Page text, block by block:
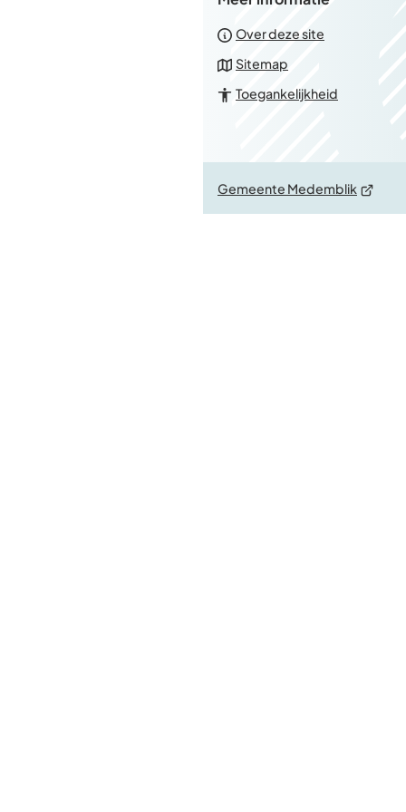
Over deze site
Sitemap
Toegankelijkheid
Gemeente Medemblik